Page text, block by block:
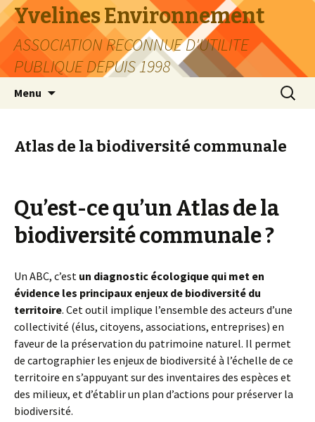
Yvelines Environnement
ASSOCIATION RECONNUE D'UTILITE
PUBLIQUE DEPUIS 1998
Menu
Atlas de la biodiversité communale
Qu’est-ce qu’un Atlas de la
biodiversité communale ?
Un ABC, c’est un diagnostic écologique qui met en
évidence les principaux enjeux de biodiversité du
territoire. Cet outil implique l’ensemble des acteurs d’une
collectivité (élus, citoyens, associations, entreprises) en
faveur de la préservation du patrimoine naturel. Il permet
de cartographier les enjeux de biodiversité à l’échelle de ce
territoire en s’appuyant sur des inventaires des espèces et
des milieux, et d’établir un plan d’actions pour préserver la
biodiversité.